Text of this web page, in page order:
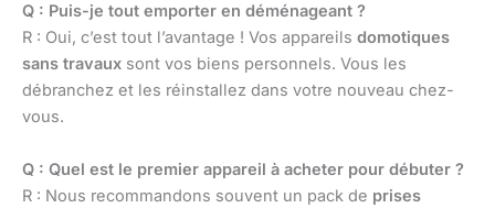
Q : Puis-je tout emporter en déménageant ?
R : Oui, c’est tout l’avantage ! Vos appareils domotiques
sans travaux sont vos biens personnels. Vous les
débranchez et les réinstallez dans votre nouveau chez-
vous.
Q : Quel est le premier appareil à acheter pour débuter ?
R : Nous recommandons souvent un pack de prises